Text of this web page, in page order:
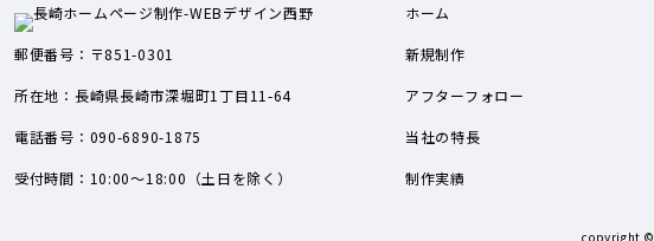
郵便番号：〒851-0301
所在地：長崎県長崎市深堀町1丁目11-64
電話番号：090-6890-1875
受付時間：10:00～18:00（土日を除く）
ホーム
新規制作
アフターフォロー
当社の特長
制作実績
copyright ©